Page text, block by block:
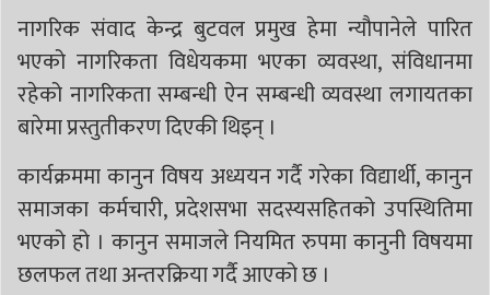
नागरिक संवाद केन्द्र बुटवल प्रमुख हेमा न्यौपानेले पारित
भएको नागरिकता विधेयकमा भएका व्यवस्था, संविधानमा
रहेको नागरिकता सम्बन्धी ऐन सम्बन्धी व्यवस्था लगायतका
बारेमा प्रस्तुतीकरण दिएकी थिइन् ।
कार्यक्रममा कानुन विषय अध्ययन गर्दै गरेका विद्यार्थी, कानुन
समाजका कर्मचारी, प्रदेशसभा सदस्यसहितको उपस्थितिमा
भएको हो । कानुन समाजले नियमित रुपमा कानुनी विषयमा
छलफल तथा अन्तरक्रिया गर्दै आएको छ ।